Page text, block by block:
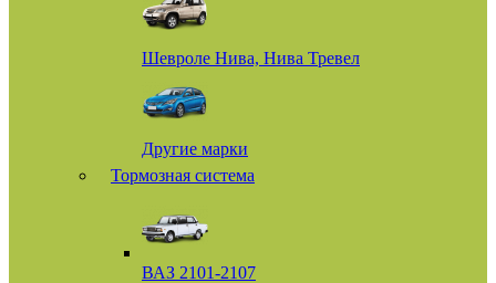
Шевроле Нива, Нива Тревел
Другие марки
Тормозная система
ВАЗ 2101-2107